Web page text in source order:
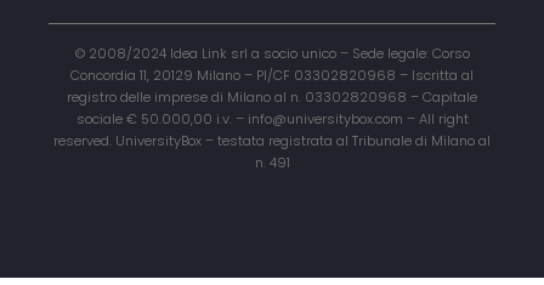
© 2008/2024 Idea Link srl a socio unico – Sede legale: Corso
Concordia 11, 20129 Milano – PI/CF 03302820968 – Iscritta al
registro delle imprese di Milano al n. 03302820968 – Capitale
sociale € 50.000,00 i.v. – info@universitybox.com – All right
reserved. UniversityBox – testata registrata al Tribunale di Milano al
n. 491